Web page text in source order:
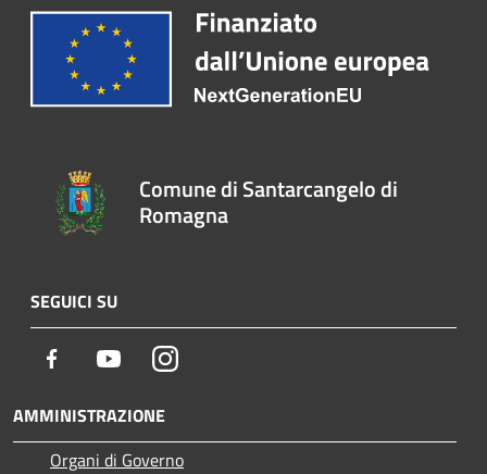
Comune di Santarcangelo di
Romagna
SEGUICI SU
Facebook YoutubeInstagram
AMMINISTRAZIONE
Organi di Governo